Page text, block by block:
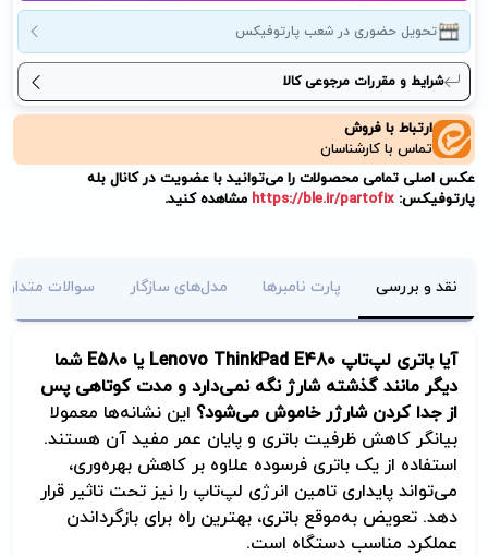
تحویل حضوری در شعب پارتوفیکس
شرایط و مقررات مرجوعی کالا
ارتباط با فروش
تماس با کارشناسان
عکس اصلی تمامی محصولات را می‌توانید با عضویت در کانال بله
پارتوفیکس: https://ble.ir/partofix مشاهده کنید.
نقد و بررسی پارت نامبرها مدل‌های سازگار سوالات
آیا باتری لپ‌تاپ Lenovo ThinkPad E480 یا E580 شما
دیگر مانند گذشته شارژ نگه نمی‌دارد و مدت کوتاهی پس
از جدا کردن شارژر خاموش می‌شود؟ این نشانه‌ها معمولا
بیانگر کاهش ظرفیت باتری و پایان عمر مفید آن هستند.
استفاده از یک باتری فرسوده علاوه بر کاهش بهره‌وری،
می‌تواند پایداری تامین انرژی لپ‌تاپ را نیز تحت تاثیر قرار
دهد. تعویض به‌موقع باتری، بهترین راه برای بازگرداندن
عملکرد مناسب دستگاه است.